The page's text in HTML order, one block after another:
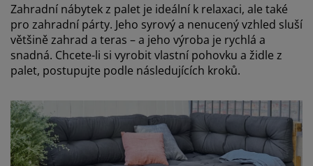
matrace
postele
mazlíčky
Zahradní nábytek z palet je ideální k relaxaci, ale také
pro zahradní párty. Jeho syrový a nenucený vzhled sluší
většině zahrad a teras – a jeho výroba je rychlá a
snadná. Chcete-li si vyrobit vlastní pohovku a židle z
palet, postupujte podle následujících kroků.